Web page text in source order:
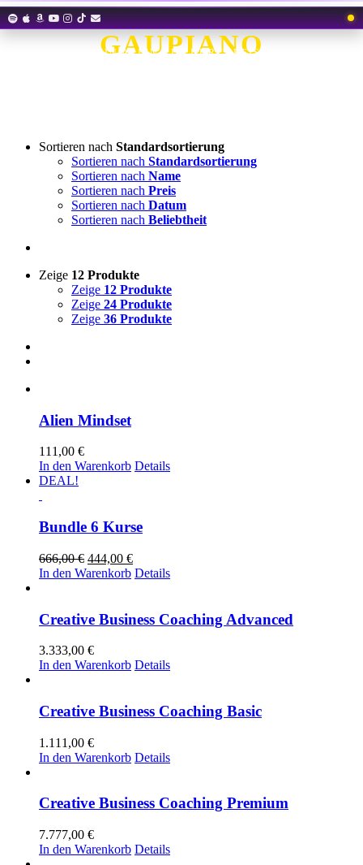
Zum
Inhalt
GAUPIANO
EIN ALIEN AUF DURCHREISE
Sortieren nach Standardsortierung
Sortieren nach Standardsortierung
Sortieren nach Name
Sortieren nach Preis
Sortieren nach Datum
Sortieren nach Beliebtheit
Zeige 12 Produkte
Zeige 12 Produkte
Zeige 24 Produkte
Zeige 36 Produkte
Alien Mindset
111,00 €
In den Warenkorb Details
DEAL!
Bundle 6 Kurse
666,00€ Ursprünglicher
Preis
444,00 €Aktueller
Preis
In den Warenkorb Details
Creative Business Coaching Advanced
3.333,00 €
In den Warenkorb Details
Creative Business Coaching Basic
1.111,00 €
In den Warenkorb Details
Creative Business Coaching Premium
7.777,00 €
In den Warenkorb Details